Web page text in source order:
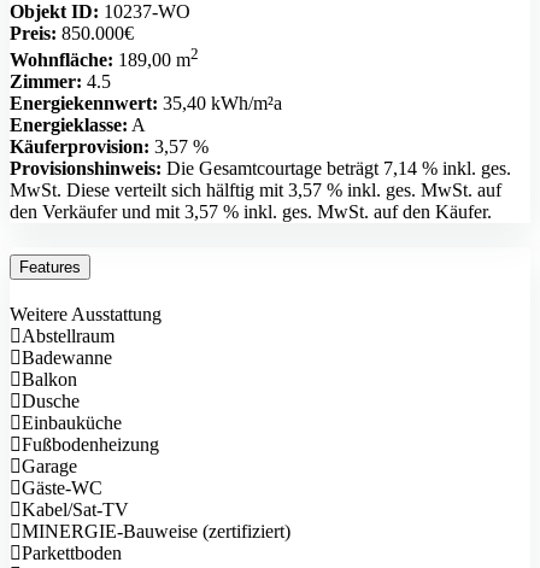
Objekt ID: 10237-WO
Preis: 850.000€
Wohnfläche: 189,00 m2
Zimmer: 4.5
Energiekennwert: 35,40 kWh/m²a
Energieklasse: A
Käuferprovision: 3,57 %
Provisionshinweis: Die Gesamtcourtage beträgt 7,14 % inkl. ges.
MwSt. Diese verteilt sich hälftig mit 3,57 % inkl. ges. MwSt. auf
den Verkäufer und mit 3,57 % inkl. ges. MwSt. auf den Käufer.
Features
Weitere Ausstattung
Abstellraum
Badewanne
Balkon
Dusche
Einbauküche
Fußbodenheizung
Garage
Gäste-WC
Kabel/Sat-TV
MINERGIE-Bauweise (zertifiziert)
Parkettboden